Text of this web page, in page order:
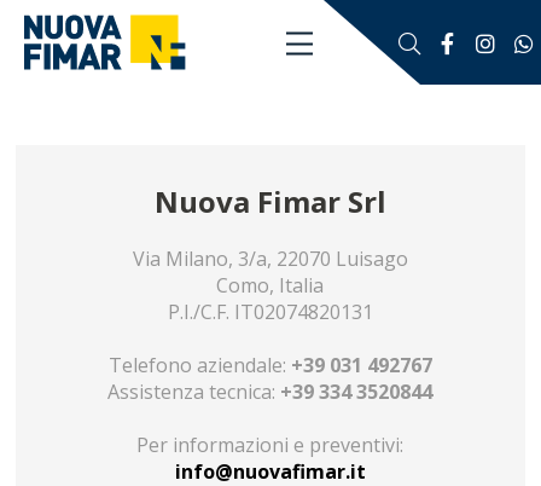
Nuova Fimar Srl
Via Milano, 3/a, 22070 Luisago
Como, Italia
P.I./C.F. IT02074820131
Telefono aziendale: +39 031 492767
Assistenza tecnica: +39 334 3520844
Per informazioni e preventivi:
info@nuovafimar.it